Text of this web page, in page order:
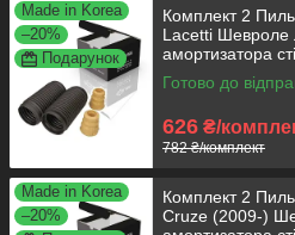
Made in Korea
–20%
Подарунок
Комплект 2
Lacetti Шевроле
амортизатора
Готово до
626 ₴/
782 ₴/комплект
Made in Korea
–20%
Комплект 2
Cruze (2009-)